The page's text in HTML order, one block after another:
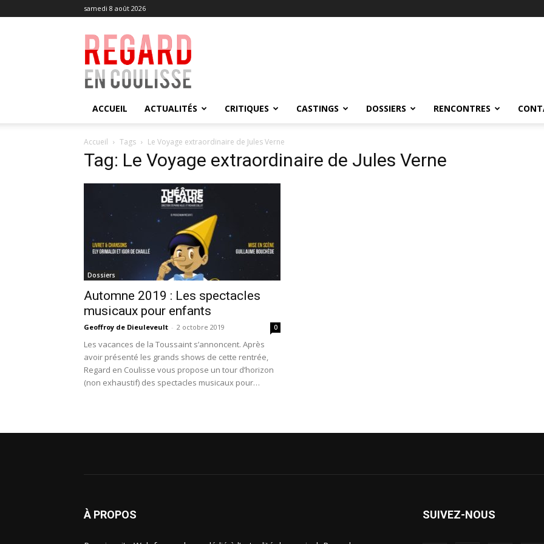
samedi 8 août 2026
Regard
en
Coulisse
ACCUEIL ACTUALITÉS CRITIQUES CASTINGS DOSSIERS RENCONTRES
Accueil Tags Le Voyage extraordinaire de Jules Verne
Tag: Le Voyage extraordinaire de Jules Verne
Dossiers
Automne 2019 : Les spectacles
musicaux pour enfants
Geoffroy de Dieuleveult - 2 octobre 2019 0
Les vacances de la Toussaint s’annoncent. Après
avoir présenté les grands shows de cette rentrée,
Regard en Coulisse vous propose un tour d’horizon
(non exhaustif) des spectacles musicaux pour
À PROPOS SUIVEZ-NOUS